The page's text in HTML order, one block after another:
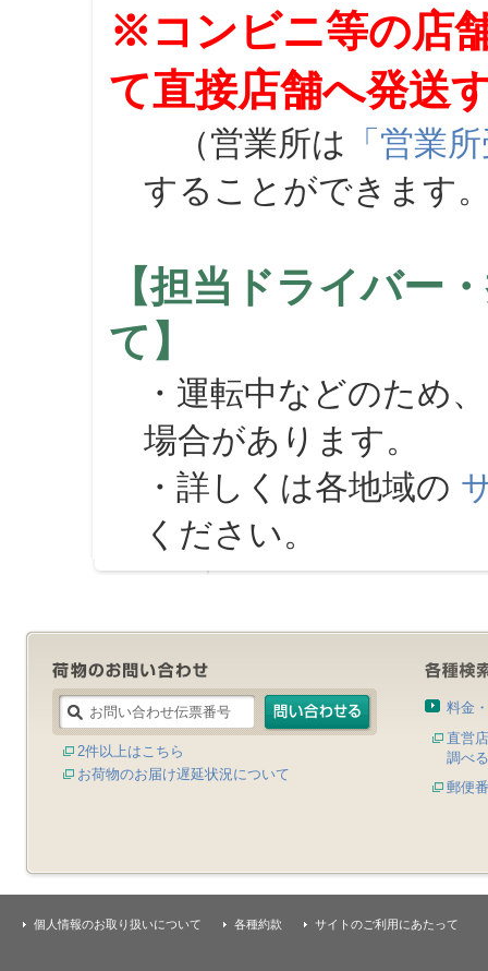
※コンビニ等の店
て直接店舗へ発送
（営業所は 「営業
することができます
【担当ドライバー
て】
・運転中などのため
場合があります。
・詳しくは各地域の
ください。
2件以上はこちら
お荷物のお届け遅延状況について
料金
直営
調べる
郵便
個人情報のお取り扱いについて 各種約款 サイトのご利用にあたって